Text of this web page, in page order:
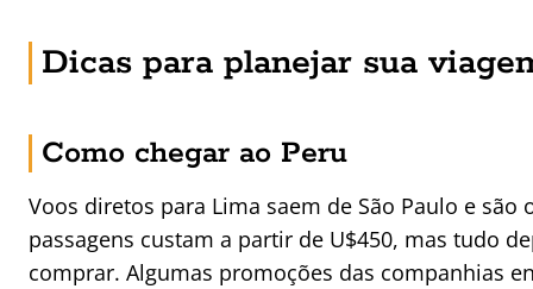
Dicas para planejar sua
Como chegar ao Peru
Voos diretos para Lima saem de São Paulo e são
passagens custam a partir de U$450, mas tudo
comprar. Algumas promoções das companhias